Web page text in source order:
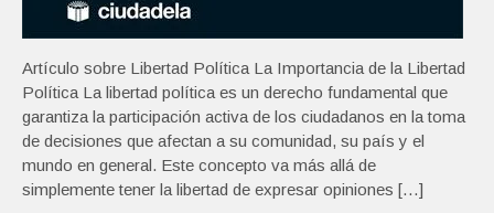
Artículo sobre Libertad Política La Importancia de la Libertad
Política La libertad política es un derecho fundamental que
garantiza la participación activa de los ciudadanos en la toma
de decisiones que afectan a su comunidad, su país y el
mundo en general. Este concepto va más allá de
simplemente tener la libertad de expresar opiniones […]